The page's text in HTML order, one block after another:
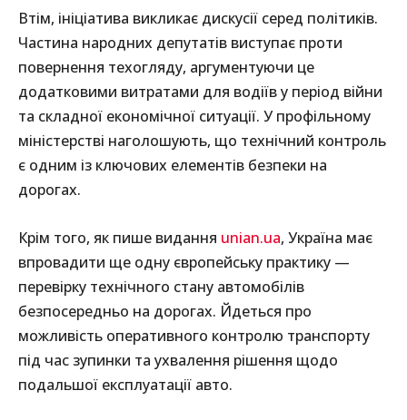
Втім, ініціатива викликає дискусії серед політиків.
Частина народних депутатів виступає проти
повернення техогляду, аргументуючи це
додатковими витратами для водіїв у період війни
та складної економічної ситуації. У профільному
міністерстві наголошують, що технічний контроль
є одним із ключових елементів безпеки на
дорогах.
Крім того, як пише видання unian.ua, Україна має
впровадити ще одну європейську практику —
перевірку технічного стану автомобілів
безпосередньо на дорогах. Йдеться про
можливість оперативного контролю транспорту
під час зупинки та ухвалення рішення щодо
подальшої експлуатації авто.